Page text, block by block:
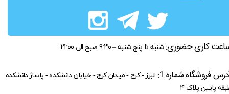
کاری حضوری: شنبه تا پنج شنبه – ۹:۳۰ صبح الی ۲۱:۰۰
فروشگاه شماره 1:
البرز - کرج - میدان کرج - خیابان دانشکده - پاساژ دانشکده
پایین پلاک ۴